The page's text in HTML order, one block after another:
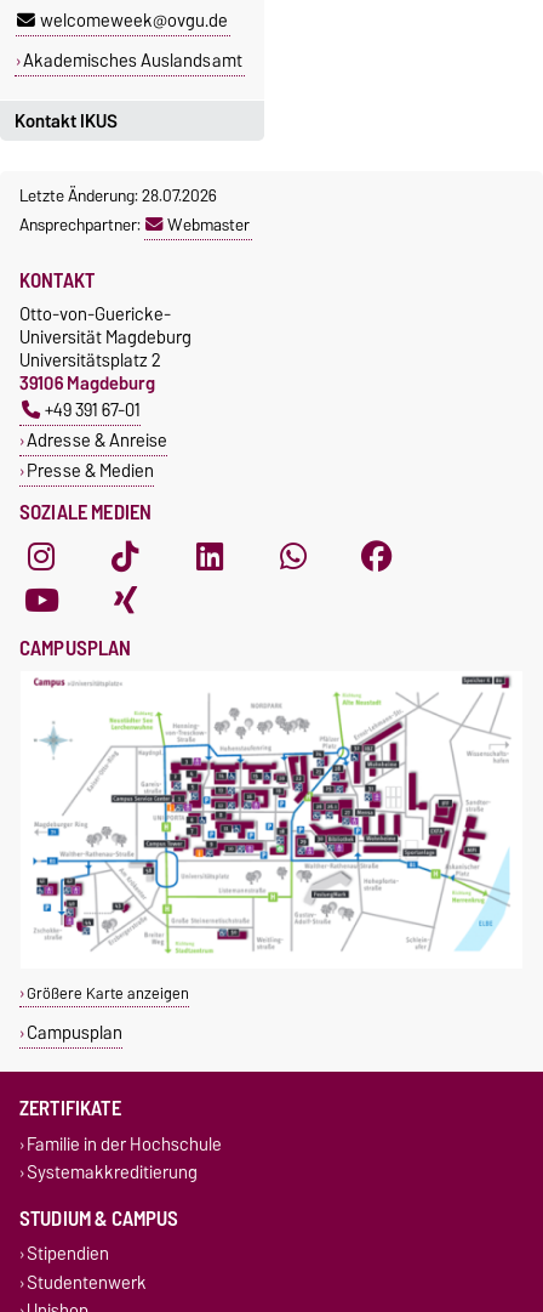
welcomeweek@ovgu.de
Akademisches Auslandsamt
Kontakt IKUS
Universität
Magdeburg
Universitätsplatz 2
39106 Magdeburg
Walther-Rathenau-Straße 19,
39106 Magdeburg
InterKultitreff IKT
ikus@ovgu.de
Letzte Änderung: 28.07.2026
Ansprechpartner:
Webmaster
SOZIALE MEDIEN
KONTAKT
Otto-von-Guericke-
Universität Magdeburg
Universitätsplatz 2
39106 Magdeburg
+49 391 67-01
Adresse & Anreise
Presse & Medien
CAMPUSPLAN
Größere Karte anzeigen
Campusplan
ZERTIFIKATE
Familie in der Hochschule
Systemakkreditierung
STUDIUM & CAMPUS
Stipendien
Studentenwerk